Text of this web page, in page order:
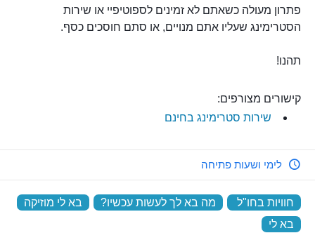
פתרון מעולה כשאתם לא זמינים לספוטיפיי או שירות
הסטרימינג שעליו אתם מנויים, או סתם חוסכים כסף.
תהנו!
קישורים מצורפים:
שירות סטרימינג בחינם
לימי ושעות פתיחה
חוויות בחו"ל מה בא לך לעשות עכשיו? בא לי מוזיקה
בא לי